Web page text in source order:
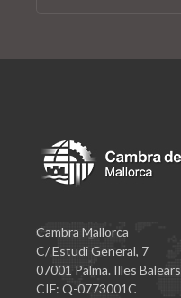
Cambra Mallorca
C/ Estudi General, 7
07001 Palma. Illes Balears
CIF: Q-0773001C